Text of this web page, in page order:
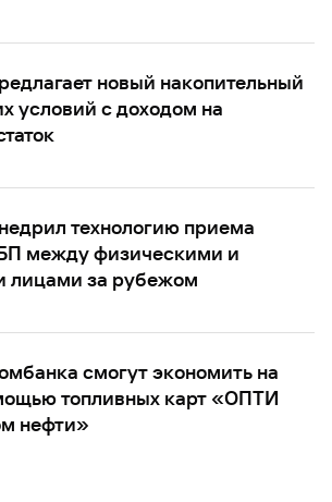
новый накопительный
условий с доходом на
технологию приема
между физическими и
лицами за рубежом
смогут экономить на
топливных карт «ОПТИ
нефти»